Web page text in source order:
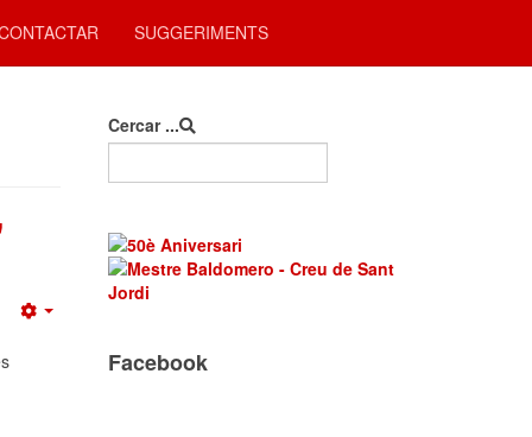
SUGGERIMENTS
Cercar ...
Facebook